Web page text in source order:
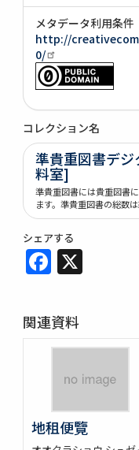
メタデータ利用条件
http://
0/
コレクション名
準貴重図書デ
料室]
準貴重図書には貴重図書
ます。準貴重図書の総数
シェアする
関連資料
地租便覽